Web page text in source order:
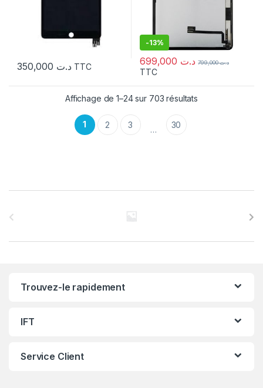
د.ت TTC
-13%
د.ت د.ت799,000
TTC
Affichage de 1–24 sur 703 résultats
1 2 3 … 30
Trouvez-le rapidement
IFT
Service Client